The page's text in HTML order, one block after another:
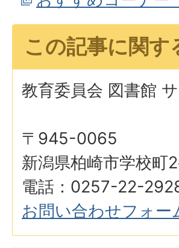
この記事に関
教育委員会 図書館
〒945-0065
新潟県柏崎市学校町
電話：0257-22-
お問い合わせフォー